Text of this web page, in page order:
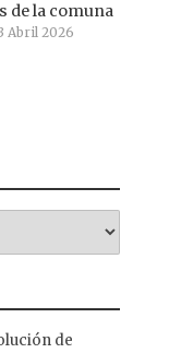
de la comuna
Abril 2026
de